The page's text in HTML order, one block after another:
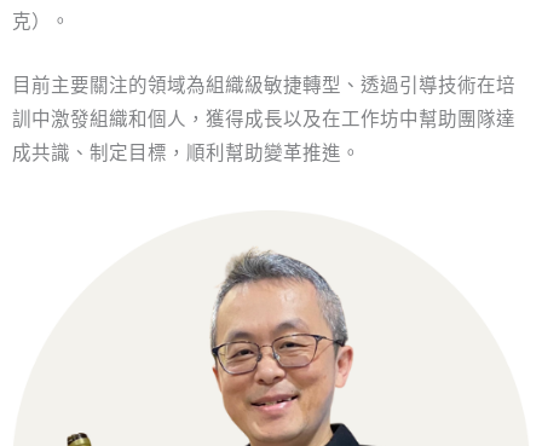
克）。
目前主要關注的領域為組織級敏捷轉型、透過引導技術在培
訓中激發組織和個人，獲得成長以及在工作坊中幫助團隊達
成共識、制定目標，順利幫助變革推進。